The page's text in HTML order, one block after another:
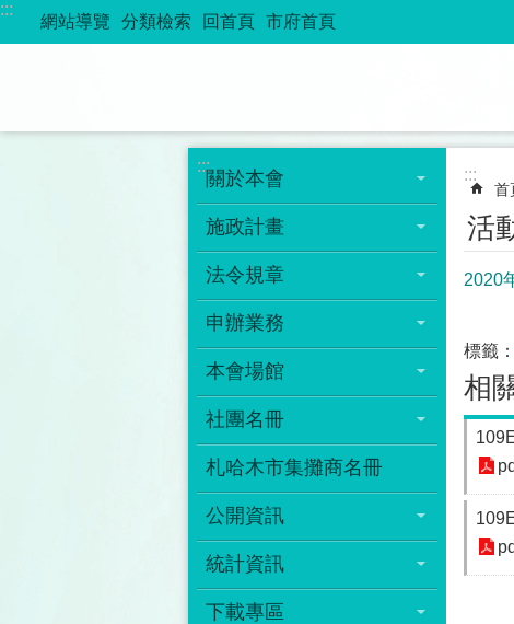
跳到主要內容區塊
:::
網站導覽 分類檢索 回首頁 市府首頁
:::
關於本會
施政計畫
法令規章
申辦業務
本會場館
社團名冊
札哈木市集攤商名冊
公開資訊
統計資訊
下載專區
:::
首
活
2020
標籤：
相